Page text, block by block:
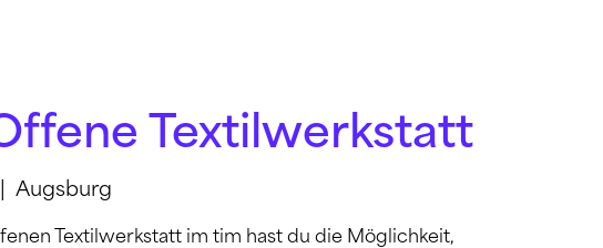
Textilwerkstatt
Augsburg
Textilwerkstatt im tim hast du die Möglichkeit,